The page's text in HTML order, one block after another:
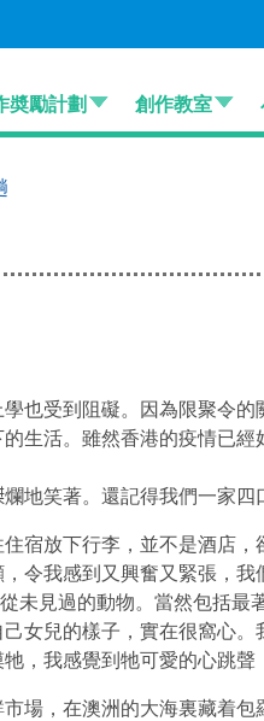
奬勵計劃 創作教室
也受到阻礙。因為限聚令
生活。雖然香港的疫情已
地笑著。還記得我們一家四
宿放下行李，並不是酒店
令我感到又興奮又緊張，我
未見過的動物。當然包括
女兒的樣子，實在很窩心
，我感覺到牠可愛的心跳聲
場，在澳洲的大海裏藏着